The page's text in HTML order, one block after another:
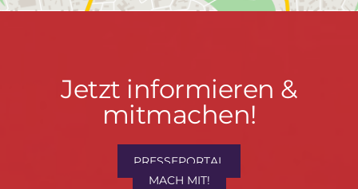
Jetzt
informieren
mitmachen!
Jetzt informieren &
mitmachen!
PRESSEPORTAL
MACH MIT!